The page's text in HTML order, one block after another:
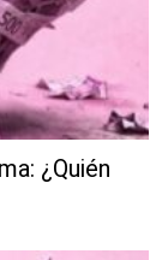
¿Quién